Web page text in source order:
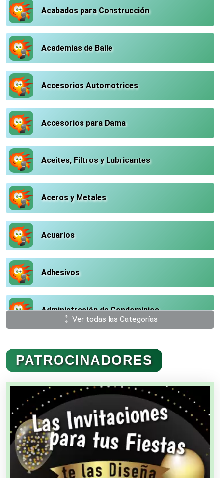
Acabados para Construcción
Academias de Baile
Accesorios Automotrices
Accesorios para Dama
Aceites, Filtros y Lubricantes
Aceros y Metales
Acuarios
Adhesivos
Administración de Condominios
Administración de Empresas
Agencias Aduanales
Agencias de Autos
Agencias de Cobranza
Ver todas las Categorías
PATROCINADORES